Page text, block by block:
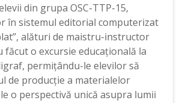
din grupa OSC-TTP-15,
în sistemul editorial computerizat
alături de maistru-instructor
făcut o excursie educațională la
permițându-le elevilor să
de producție a materialelor
o perspectivă unică asupra lumii